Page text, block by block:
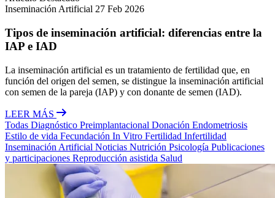
Inseminación Artificial 27 Feb 2026
Tipos de inseminación artificial: diferencias entre la
IAP e IAD
La inseminación artificial es un tratamiento de fertilidad que, en
función del origen del semen, se distingue la inseminación artificial
con semen de la pareja (IAP) y con donante de semen (IAD).
LEER MÁS
Todas Diagnóstico Preimplantacional Donación Endometriosis
Estilo de vida Fecundación In Vitro Fertilidad Infertilidad
Inseminación Artificial Noticias Nutrición Psicología Publicaciones
y participaciones Reproducción asistida Salud